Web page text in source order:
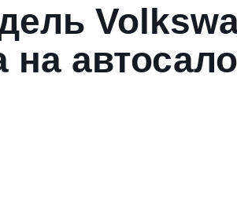
на